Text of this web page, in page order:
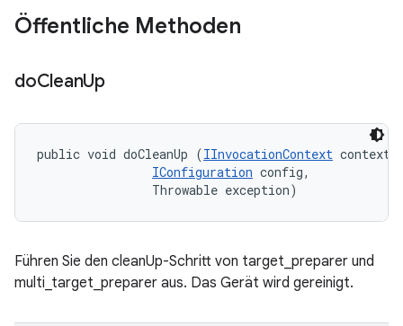
Öffentliche Methoden
doCleanUp
public void doCleanUp (IInvocationContext
IConfiguration config,
                Throwable exception)
Führen Sie den cleanUp-Schritt von target_preparer und
multi_target_preparer aus. Das Gerät wird gereinigt.